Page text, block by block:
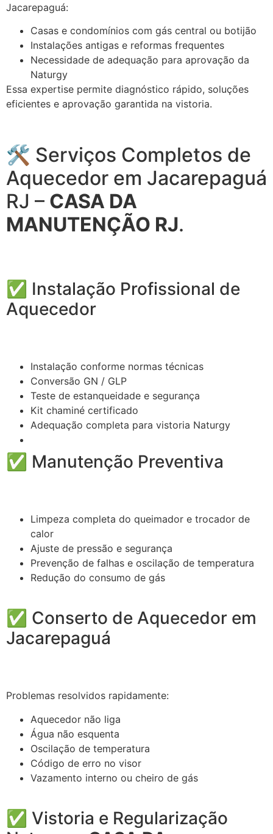
Jacarepaguá:
Casas e condomínios com gás central ou botijão
Instalações antigas e reformas frequentes
Necessidade de adequação para aprovação da
Naturgy
Essa expertise permite diagnóstico rápido, soluções
eficientes e aprovação garantida na vistoria.
🛠️ Serviços Completos de
Aquecedor em Jacarepaguá
RJ – CASA DA
MANUTENÇÃO RJ.
✅ Instalação Profissional de
Aquecedor
Instalação conforme normas técnicas
Conversão GN / GLP
Teste de estanqueidade e segurança
Kit chaminé certificado
Adequação completa para vistoria Naturgy
✅ Manutenção Preventiva
Limpeza completa do queimador e trocador de
calor
Ajuste de pressão e segurança
Prevenção de falhas e oscilação de temperatura
Redução do consumo de gás
✅ Conserto de Aquecedor em
Jacarepaguá
Problemas resolvidos rapidamente:
Aquecedor não liga
Água não esquenta
Oscilação de temperatura
Código de erro no visor
Vazamento interno ou cheiro de gás
✅ Vistoria e Regularização